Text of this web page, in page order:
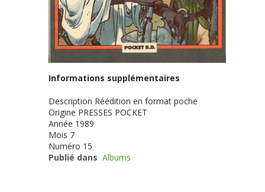
Informations supplémentaires
Description Réédition en format poche
Origine PRESSES POCKET
Année 1989
Mois 7
Numéro 15
Publié dans Albums